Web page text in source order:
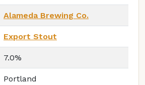
Alameda Brewing Co.
Export Stout
7.0%
Portland